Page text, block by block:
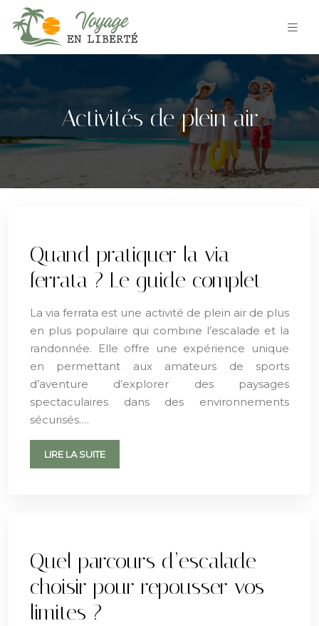
Activités de plein air
Quand pratiquer la via
ferrata ? Le guide complet
La via ferrata est une activité de plein air de plus
en plus populaire qui combine l’escalade et la
randonnée. Elle offre une expérience unique
en permettant aux amateurs de sports
d’aventure d’explorer des paysages
spectaculaires dans des environnements
sécurisés….
LIRE LA SUITE
Quel parcours d’escalade
choisir pour repousser vos
limites ?